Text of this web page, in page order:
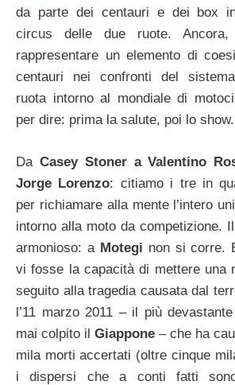
da parte dei centauri e dei box
circus delle due ruote. Ancora,
rappresentare un elemento di
centauri nei confronti del
ruota intorno al mondiale di
per dire: prima la salute, poi lo show.
Da Casey Stoner a Valentino
Jorge Lorenzo: citiamo i tre in
per richiamare alla mente l’intero
intorno alla moto da competizione.
armonioso: a Motegi non si corre.
vi fosse la capacità di mettere una
seguito alla tragedia causata dal
l’11 marzo 2011 – il più
mai colpito il Giappone – che ha
mila morti accertati (oltre cinque
i dispersi che a conti fatti